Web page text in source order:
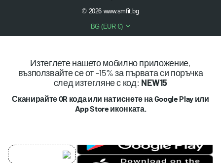
© 2026www.smfit.bg
BG (EUR €)
Изтеглете нашето мобилно приложение,
възползвайте се от -15% за първата си поръчка
след изтегляне с код: NEW15
Сканирайте QR кода или натиснете на Google Play или
App Store иконката.